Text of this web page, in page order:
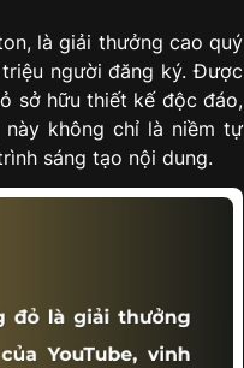
là giải thưởng cao quý
người đăng ký. Được
sở hữu thiết kế độc đáo,
không chỉ là niềm tự
sáng tạo nội dung.